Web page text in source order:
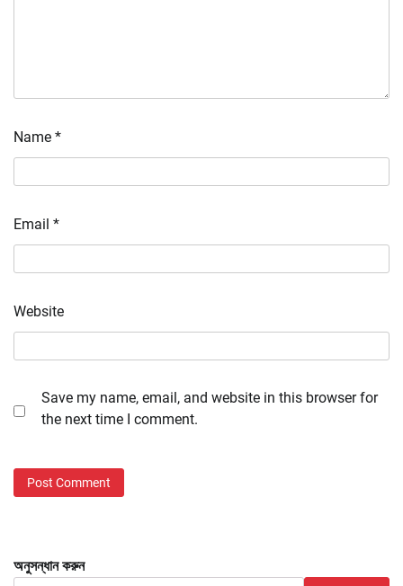
Name *
Email *
Website
Save my name, email, and website in this browser for
the next time I comment.
অনুসন্ধান করুন